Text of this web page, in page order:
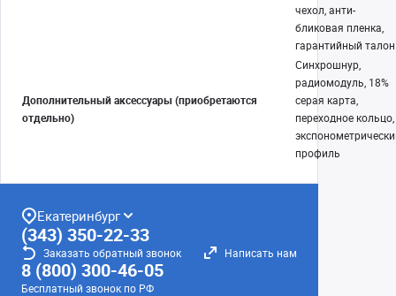
чехол, анти-
бликовая пленка,
гарантийный талон
Дополнительный аксессуары (приобретаются
отдельно)
Синхрошнур,
радиомодуль, 18%
серая карта,
переходное кольцо,
профиль
Екатеринбург
(343) 350-22-33
Заказать обратный звонок Написать нам
8 (800) 300-46-05
Бесплатный звонок по РФ